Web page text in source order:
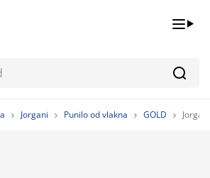
Jorgani Punilo od vlakna GOLD